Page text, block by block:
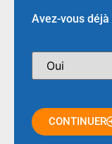
Avez-vous
CONTINUER